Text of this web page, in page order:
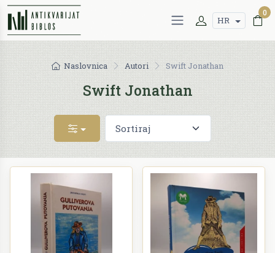
HR
0
Naslovnica Autori Swift Jonathan
Swift Jonathan